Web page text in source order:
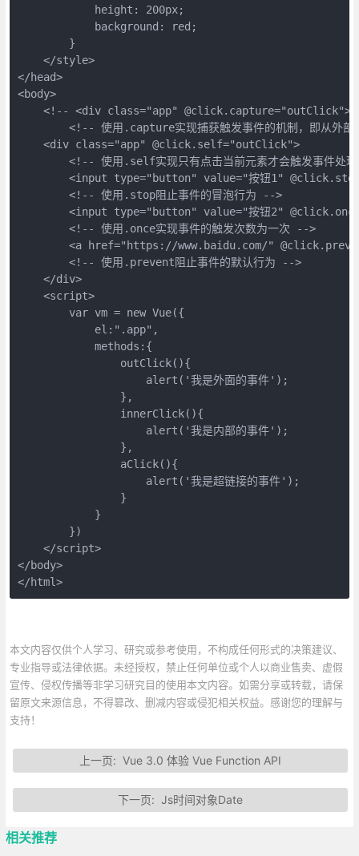
            height: 200px;
            background: red;
        }
    </style>
</head>
<body>
<!-- <div class="app" @click.capture="outClick">
<!-- 使用.capture实现捕获触发事件的机制，即从外部
    <div class="app" @click.self="outClick">
<!-- 使用.self实现只有点击当前元素才会触发事件处
<input type="button" value="按钮1"
        <!-- 使用.stop阻止事件的冒泡行为 -->
<input type="button" value="按钮2"
        <!-- 使用.once实现事件的触发次数为一次 -->
<a href="https://www.baidu.com/"
        <!-- 使用.prevent阻止事件的默认行为 -->
    </div>
    <script>
        var vm = new Vue({
            el:".app",
            methods:{
                outClick(){
                    alert('我是外面的事件');
                },
                innerClick(){
                    alert('我是内部的事件');
                },
                aClick(){
                    alert('我是超链接的事件');
                }
            }
        })
    </script>
</body>
</html>
本文内容仅供个人学习、研究或参考使用，不构成任何形式的决策建议、
专业指导或法律依据。未经授权，禁止任何单位或个人以商业售卖、虚假
宣传、侵权传播等非学习研究目的使用本文内容。如需分享或转载，请保
留原文来源信息，不得篡改、删减内容或侵犯相关权益。感谢您的理解与
支持！
上一页: Vue 3.0 体验 Vue Function API
下一页: Js时间对象Date
相关推荐